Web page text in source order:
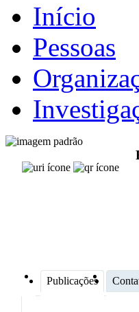
Início
Pessoas
Publicações